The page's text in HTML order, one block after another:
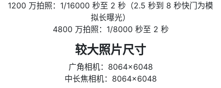
1200 万拍照：1/16000 秒至 2 秒（2.5 秒到 8 秒快门为模
拟长曝光）
4800 万拍照：1/8000 秒至 2 秒
较大照片尺寸
广角相机：8064×6048
中长焦相机：8064×6048